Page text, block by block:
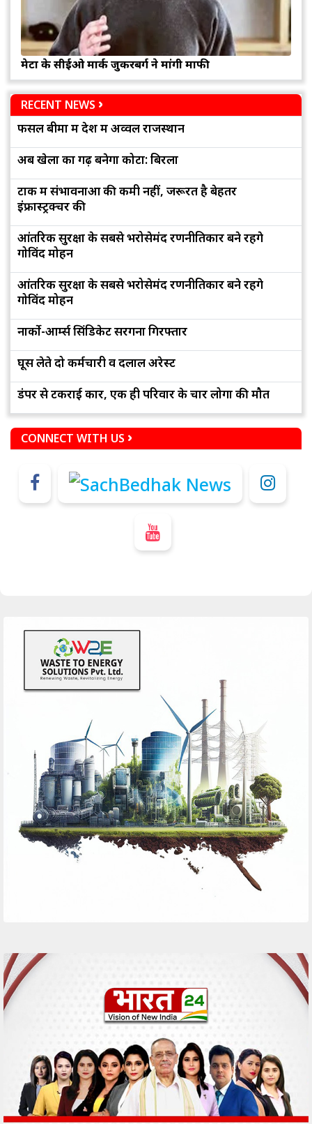
मेटा के सीईओ मार्क जुकरबर्ग ने मांगी माफी
RECENT NEWS
फसल बीमा में देश में अव्वल राजस्थान
अब खेलों का गढ़ बनेगा कोटा: बिरला
टोंक में संभावनाओं की कमी नहीं, जरूरत है बेहतर
इंफ्रास्ट्रक्चर की
आंतरिक सुरक्षा के सबसे भरोसेमंद रणनीतिकार बने रहेंगे
गोविंद मोहन
आंतरिक सुरक्षा के सबसे भरोसेमंद रणनीतिकार बने रहेंगे
गोविंद मोहन
नार्को-आर्म्स सिंडिकेट सरगना गिरफ्तार
घूस लेते दो कर्मचारी व दलाल अरेस्ट
डंपर से टकराई कार, एक ही परिवार के चार लोगों की मौत
CONNECT WITH US